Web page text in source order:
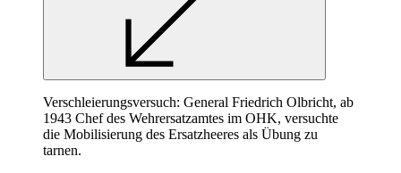
Verschleierungsversuch: General Friedrich Olbricht, ab
1943 Chef des Wehrersatzamtes im OHK, versuchte
die Mobilisierung des Ersatzheeres als Übung zu
tarnen.